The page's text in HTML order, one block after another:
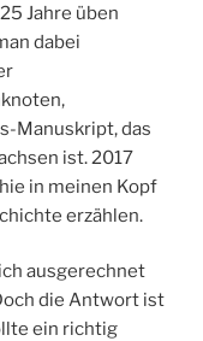
Jahre üben
dabei
Manuskript, das
ist. 2017
in meinen Kopf
erzählen.
ausgerechnet
die Antwort ist
ein richtig